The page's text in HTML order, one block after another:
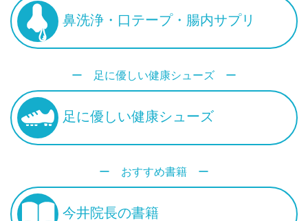
鼻洗浄・口テープ・腸内サプリ
ー 足に優しい健康シューズ ー
足に優しい健康シューズ
ー おすすめ書籍 ー
今井院長の書籍